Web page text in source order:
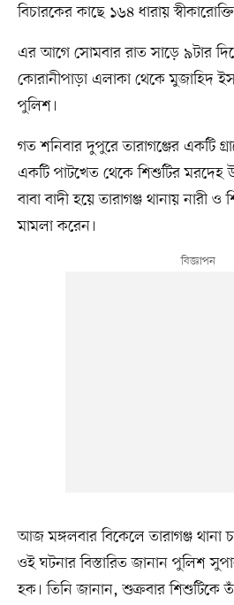
বিচারকের কাছে ১৬৪ ধারায়
এর আগে সোমবার রাত সাড়ে ৯টার
কোরানীপাড়া এলাকা থেকে মুজাহিদ
পুলিশ।
গত শনিবার দুপুরে তারাগঞ্জের একটি
একটি পাটখেত থেকে শিশুটির মরদেহ
বাবা বাদী হয়ে তারাগঞ্জ থানায় নারী
মামলা করেন।
আজ মঙ্গলবার বিকেলে তারাগঞ্জ থানা
ওই ঘটনার বিস্তারিত জানান পুলিশ
হক। তিনি জানান, শুক্রবার শিশুটিকে